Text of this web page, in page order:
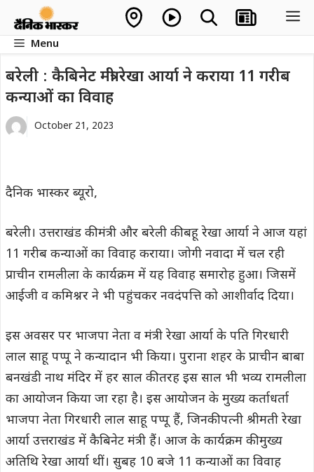
contentMenu
बरेली : कैबिनेट मंत्री रेखा आर्या ने कराया 11 गरीब
कन्याओं का विवाह
October 21, 2023
दैनिक भास्कर ब्यूरो,
बरेली। उत्तराखंड की मंत्री और बरेली की बहू रेखा आर्या ने आज यहां
11 गरीब कन्याओं का विवाह कराया। जोगी नवादा में चल रही
प्राचीन रामलीला के कार्यक्रम में यह विवाह समारोह हुआ। जिसमें
आईजी व कमिश्नर ने भी पहुंचकर नवदंपत्ति को आशीर्वाद दिया।
इस अवसर पर भाजपा नेता व मंत्री रेखा आर्या के पति गिरधारी
लाल साहू पप्पू ने कन्यादान भी किया। पुराना शहर के प्राचीन बाबा
बनखंडी नाथ मंदिर में हर साल की तरह इस साल भी भव्य रामलीला
का आयोजन किया जा रहा है। इस आयोजन के मुख्य कर्ताधर्ता
भाजपा नेता गिरधारी लाल साहू पप्पू हैं, जिनकी पत्नी श्रीमती रेखा
आर्या उत्तराखंड में कैबिनेट मंत्री हैं। आज के कार्यक्रम की मुख्य
अतिथि रेखा आर्या थीं। सुबह 10 बजे 11 कन्याओं का विवाह